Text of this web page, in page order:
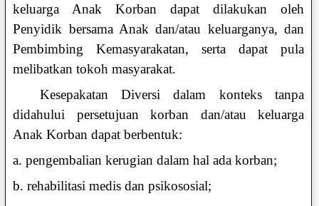
keluarga Anak Korban dapat dilakukan oleh
Penyidik bersama Anak dan/atau keluarganya, dan
Pembimbing Kemasyarakatan, serta dapat pula
melibatkan tokoh masyarakat.
Kesepakatan Diversi dalam konteks tanpa
didahului persetujuan korban dan/atau keluarga
Anak Korban dapat berbentuk:
a. pengembalian kerugian dalam hal ada korban;
b. rehabilitasi medis dan psikososial;